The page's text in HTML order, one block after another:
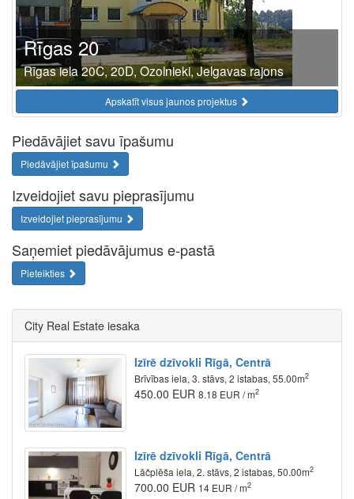
Rīgas 20
Rīgas iela 20C, 20D, Ozolnieki, Jelgavas rajons
Apskatīt visus jaunos projektus
Piedāvājiet savu īpašumu
Piedāvājiet īpašumu
Izveidojiet savu pieprasījumu
Izveidojiet pieprasījumu
Saņemiet piedāvājumus e-pastā
Pieteikties
City Real Estate iesaka
Izīrē dzīvokli Rīgā, Centrā
Brīvības iela, 3. stāvs, 2 istabas, 55.00m2
450.00 EUR 8.18 EUR / m2
Izīrē dzīvokli Rīgā, Centrā
Lāčplēša iela, 2. stāvs, 2 istabas, 50.00m2
700.00 EUR 14 EUR / m2